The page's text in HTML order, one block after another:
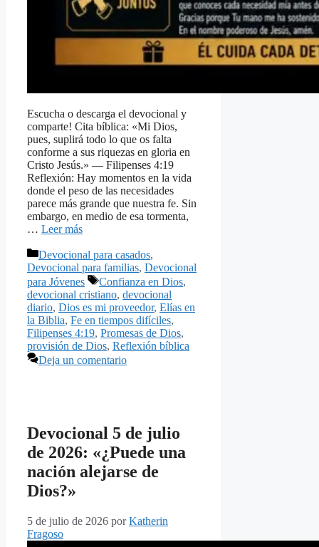
Escucha o descarga el devocional y
comparte! Cita bíblica: «Mi Dios,
pues, suplirá todo lo que os falta
conforme a sus riquezas en gloria en
Cristo Jesús.» — Filipenses 4:19
Reflexión: Hay momentos en la vida
donde el peso de las necesidades
parece más grande que nuestra fe. Sin
embargo, en medio de esa tormenta,
… Leer más
Categorías
Devocional para casados,
Devocional para familias, Devocional
para Jóvenes
Etiquetas
Confianza en Dios,
devocional cristiano, devocional
diario, Dios es mi proveedor, Elías en
la Biblia, Fe en tiempos difíciles,
Filipenses 4:19, Promesas de Dios,
provisión de Dios, Reflexión bíblica
Deja un comentario
Devocional 5 de julio
de 2026: «¿Puede una
nación alejarse de
Dios?»
5 de julio de 2026 porKatherin
Fragoso